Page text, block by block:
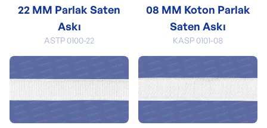
22 MM Parlak Saten
Askı
ASTP 0100-22
08 MM Koton Parlak
Saten Askı
KASP 0101-08